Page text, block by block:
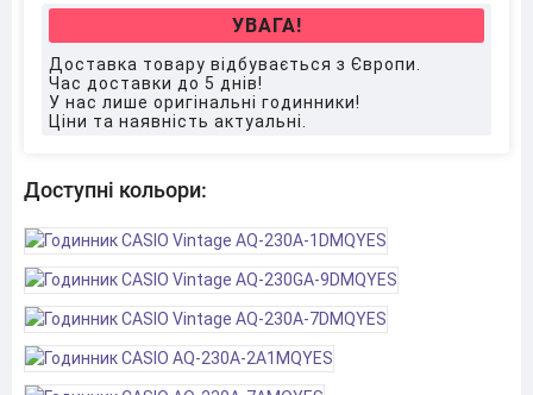
УВАГА!
Доставка товару відбувається з Європи.
Час доставки до 5 днів!
У нас лише оригінальні годинники!
Ціни та наявність актуальні.
Доступні кольори: